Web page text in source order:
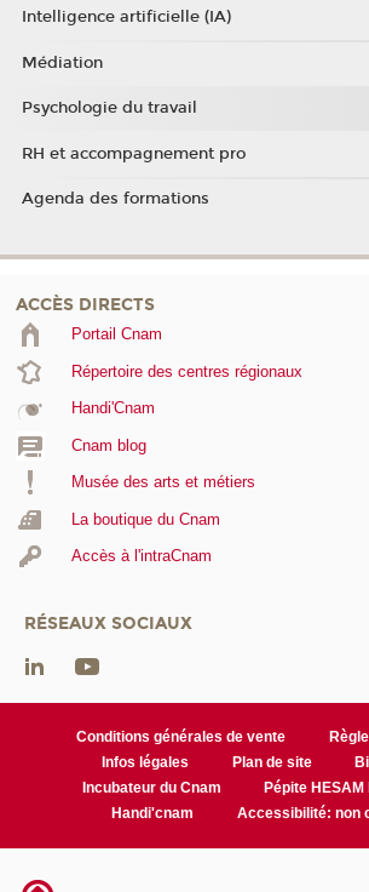
Intelligence artificielle (IA)
Médiation
Psychologie du travail
RH et accompagnement pro
Agenda des formations
ACCÈS DIRECTS
Portail Cnam
Répertoire des centres régionaux
Handi'Cnam
Cnam blog
Musée des arts et métiers
La boutique du Cnam
Accès à l'intraCnam
RÉSEAUX SOCIAUX
Conditions générales de vente
Infos légales
Plan de site
Incubateur du Cnam
Pépite
Handi'cnam
Accessibilité: non